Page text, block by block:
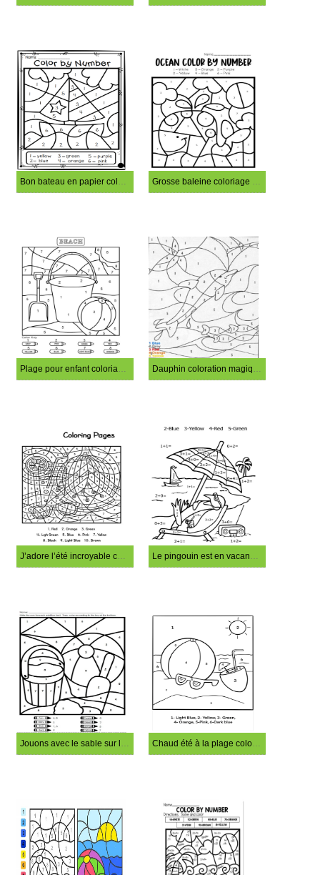
Bon bateau en papier coloration magique Grosse baleine coloriage magique
Plage pour enfant coloriage magique Dauphin coloration magique
J’adore l’été incroyable coloriage magique Le pingouin est en vacances coloration magique
Jouons avec le sable sur la plage coloriage par numéro Chaud été à la plage coloration magique